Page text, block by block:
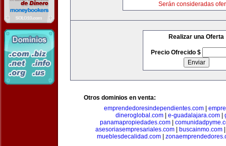
Serán consideradas
Realizar una Oferta
Precio Ofrecido $
Otros dominios en venta:
emprendedoresindependientes.com|
dineroglobal.com
e-guadalajara.com
panamapropiedades.com|
asesoriasempresariales.com| buscainmo.com
mueblesdecalidad.com|